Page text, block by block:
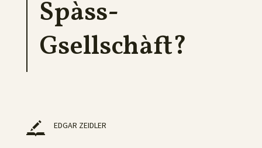
Spàss-
Gsellschàft?
EDGAR ZEIDLER